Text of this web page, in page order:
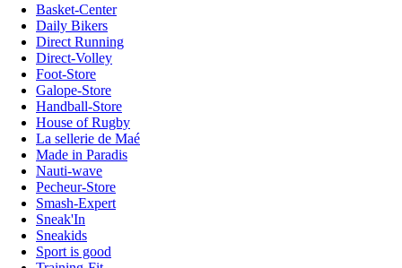
Basket-Center
Daily Bikers
Direct Running
Direct-Volley
Foot-Store
Galope-Store
Handball-Store
House of Rugby
La sellerie de Maé
Made in Paradis
Nauti-wave
Pecheur-Store
Smash-Expert
Sneak'In
Sneakids
Sport is good